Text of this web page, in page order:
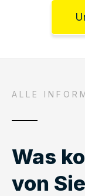
ALLE
Was
von